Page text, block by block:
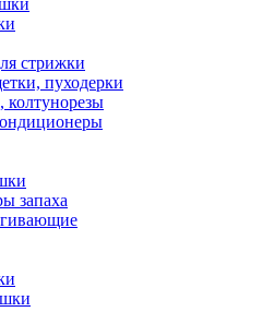
стрижки
пуходерки
запаха